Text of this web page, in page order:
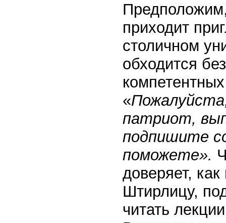
приходит
столичном
обходится
«
патриот,
подпишите
поможете».
доверяет,
Штирлицу,
читать